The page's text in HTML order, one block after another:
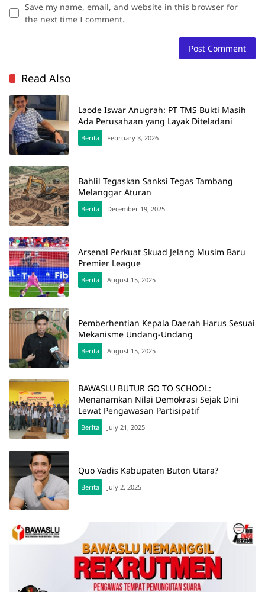
Save my name, email, and website in this browser for
the next time I comment.
Read Also
Laode Iswar Anugrah: PT TMS Bukti Masih
Ada Perusahaan yang Layak Diteladani
Berita February 3, 2026
Bahlil Tegaskan Sanksi Tegas Tambang
Melanggar Aturan
Berita December 19, 2025
Arsenal Perkuat Skuad Jelang Musim Baru
Premier League
Berita August 15, 2025
Pemberhentian Kepala Daerah Harus Sesuai
Mekanisme Undang-Undang
Berita August 15, 2025
BAWASLU BUTUR GO TO SCHOOL:
Menanamkan Nilai Demokrasi Sejak Dini
Lewat Pengawasan Partisipatif
Berita July 21, 2025
Quo Vadis Kabupaten Buton Utara?
Berita July 2, 2025